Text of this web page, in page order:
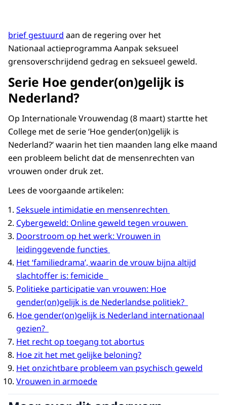
brief gestuurd aan de regering over het
Nationaal actieprogramma Aanpak seksueel
grensoverschrijdend gedrag en seksueel geweld.
Serie Hoe gender(on)gelijk is
Nederland?
Op Internationale Vrouwendag (8 maart) startte het
College met de serie ‘Hoe gender(on)gelijk is
Nederland?’ waarin het tien maanden lang elke maand
een probleem belicht dat de mensenrechten van
vrouwen onder druk zet.
Lees de voorgaande artikelen:
Seksuele intimidatie en mensenrechten
Cybergeweld: Online geweld tegen vrouwen
Doorstroom op het werk: Vrouwen in
leidinggevende functies
Het ‘familiedrama’, waarin de vrouw bijna altijd
slachtoffer is: femicide
Politieke participatie van vrouwen: Hoe
gender(on)gelijk is de Nederlandse politiek?
Hoe gender(on)gelijk is Nederland internationaal
gezien?
Het recht op toegang tot abortus
Hoe zit het met gelijke beloning?
Het onzichtbare probleem van psychisch geweld
Vrouwen in armoede